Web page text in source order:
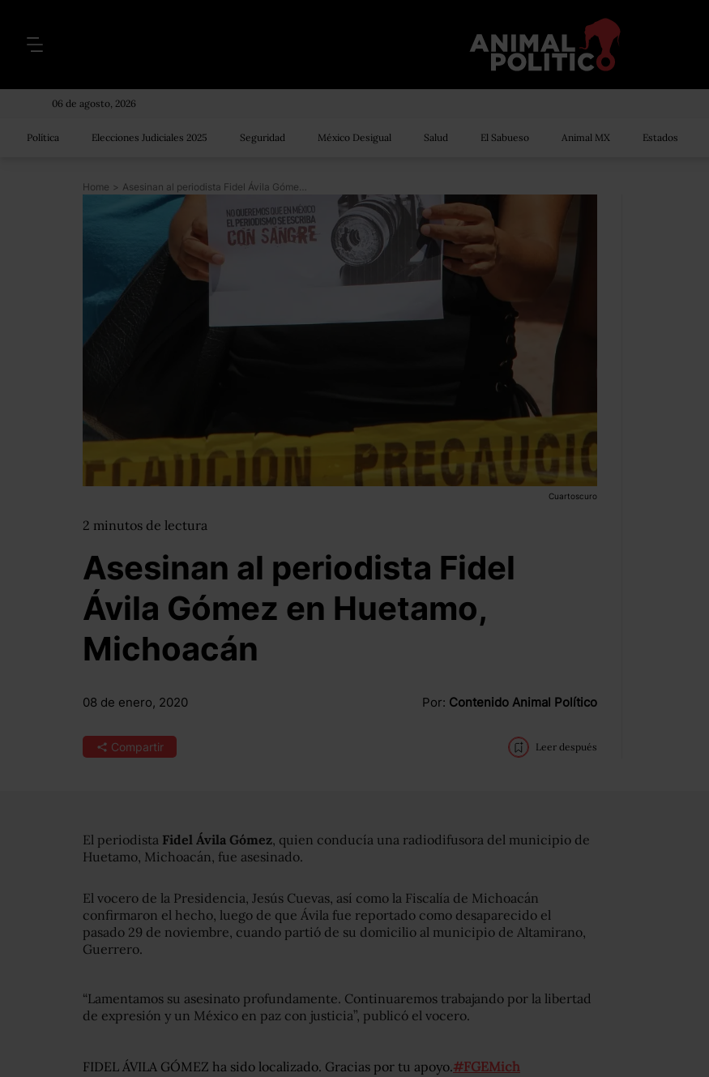
06 de agosto, 2026
Política Elecciones Judiciales 2025 Seguridad México Desigual Salud El Sabueso Animal MX Estados
Home > Asesinan al periodista Fidel Ávila Gómez en Huetamo, Michoacán
Cuartoscuro
2 minutos de lectura
Asesinan al periodista Fidel
Ávila Gómez en Huetamo,
Michoacán
08 de enero, 2020 Por: Contenido Animal Político
Compartir Leer después
El periodista Fidel Ávila Gómez, quien conducía una radiodifusora del municipio de
Huetamo, Michoacán, fue asesinado.
El vocero de la Presidencia, Jesús Cuevas, así como la Fiscalía de Michoacán
confirmaron el hecho, luego de que Ávila fue reportado como desaparecido el
pasado 29 de noviembre, cuando partió de su domicilio al municipio de Altamirano,
Guerrero.
“Lamentamos su asesinato profundamente. Continuaremos trabajando por la libertad
de expresión y un México en paz con justicia”, publicó el vocero.
FIDEL ÁVILA GÓMEZ ha sido localizado. Gracias por tu apoyo.#FGEMich